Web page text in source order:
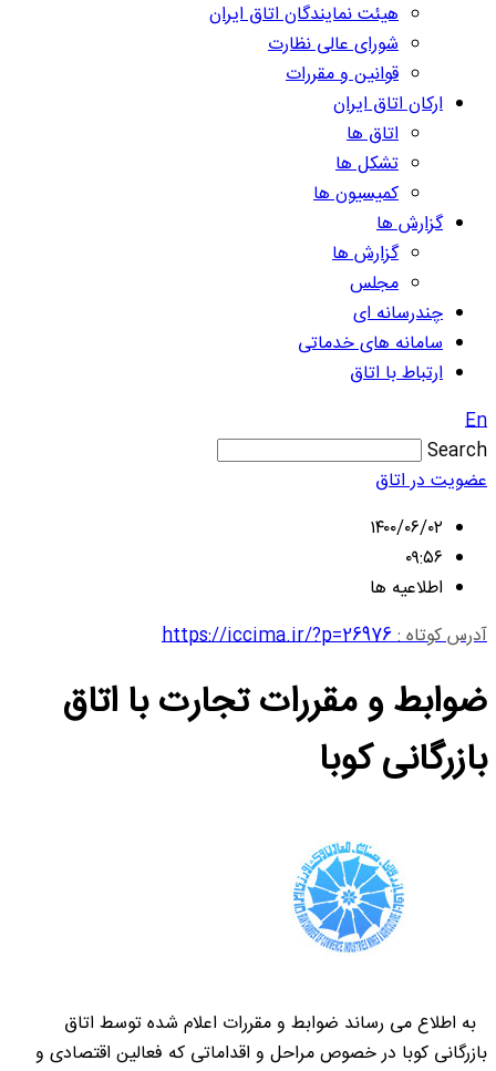
هیئت نمایندگان اتاق ایران
شورای عالی نظارت
قوانین و مقررات
ارکان اتاق ایران
اتاق ها
تشکل ها
کمیسیون ها
گزارش ها
گزارش ها
مجلس
چندرسانه ای
سامانه های خدماتی
ارتباط با اتاق
En
Search
عضویت در اتاق
۱۴۰۰/۰۶/۰۲
۰۹:۵۶
اطلاعیه ها
آدرس کوتاه :https://iccima.ir/?p=26976
ضوابط و مقررات تجارت با اتاق
بازرگانی کوبا
به اطلاع می رساند ضوابط و مقررات اعلام شده توسط اتاق
بازرگانی کوبا در خصوص مراحل و اقداماتی که فعالین اقتصادی و